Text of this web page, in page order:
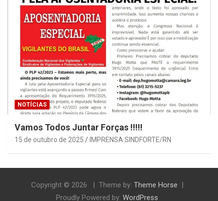
NOTÍCIAS
Vamos Todos Juntar Forças !!!!!
15 de outubro de 2025 IMPRENSA SINDFORTE/RN
Copyright © 2026 Theme by: Theme Horse
Proudly Powered by: WordPress